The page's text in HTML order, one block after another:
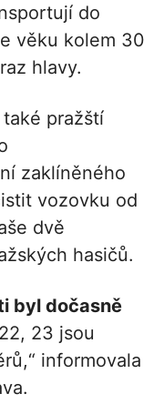
do
věku kolem 30
hlavy.
pražští
zaklíněného
vozovku od
dvě
hasičů.
byl dočasně
23 jsou
informovala